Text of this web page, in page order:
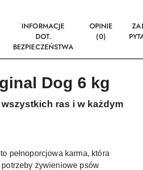
INFORMACJE
DOT.
BEZPIECZEŃSTWA
OPINIE
(0)
Dog 6 kg
ras i w każdym
to pełnoporcjowa karma, która
żywieniowe psów